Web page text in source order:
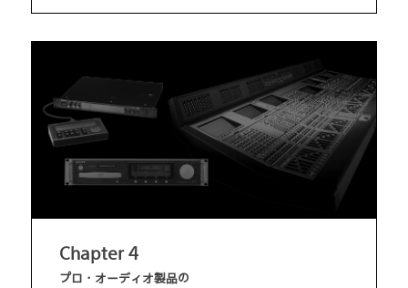
Chapter 4
プロ・オーディオ製品の